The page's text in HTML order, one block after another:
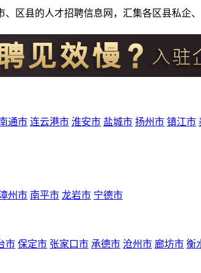
、区县的人才招聘信息网，汇集各区县私
通市 连云港市 淮安市 盐城市 扬州市 镇江市
州市 南平市 龙岩市 宁德市
市 保定市 张家口市 承德市 沧州市 廊坊市 衡